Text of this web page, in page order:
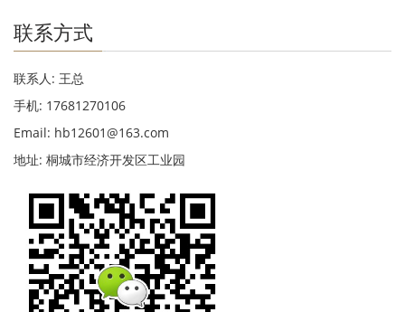
联系方式
联系人: 王总
手机: 17681270106
Email: hb12601@163.com
地址: 桐城市经济开发区工业园